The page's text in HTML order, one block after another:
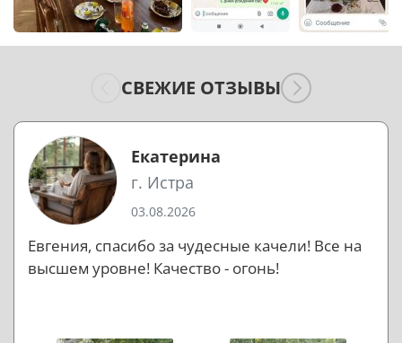
СВЕЖИЕ ОТЗЫВЫ
Екатерина
г. Истра
03.08.2026
Евгения, спасибо за чудесные качели! Все на
высшем уровне! Качество - огонь!